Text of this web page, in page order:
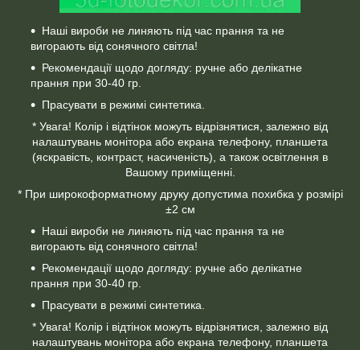
Наші вироби не линяють під час прання та не
вигорають від сонячного світла!
Рекомендації щодо догляду: ручне або делікатне
прання при 30-40 гр.
Прасувати в режимі синтетика.
* Увага! Колір і відтінок можуть відрізнятися, залежно від
налаштувань монітора або екрана телефону, планшета
(яскравість, контраст, насиченість), а також освітлення в
Вашому приміщенні.
* При широкоформатному друку допустима похибка у розмірі
±2 см
Наші вироби не линяють під час прання та не
вигорають від сонячного світла!
Рекомендації щодо догляду: ручне або делікатне
прання при 30-40 гр.
Прасувати в режимі синтетика.
* Увага! Колір і відтінок можуть відрізнятися, залежно від
налаштувань монітора або екрана телефону, планшета